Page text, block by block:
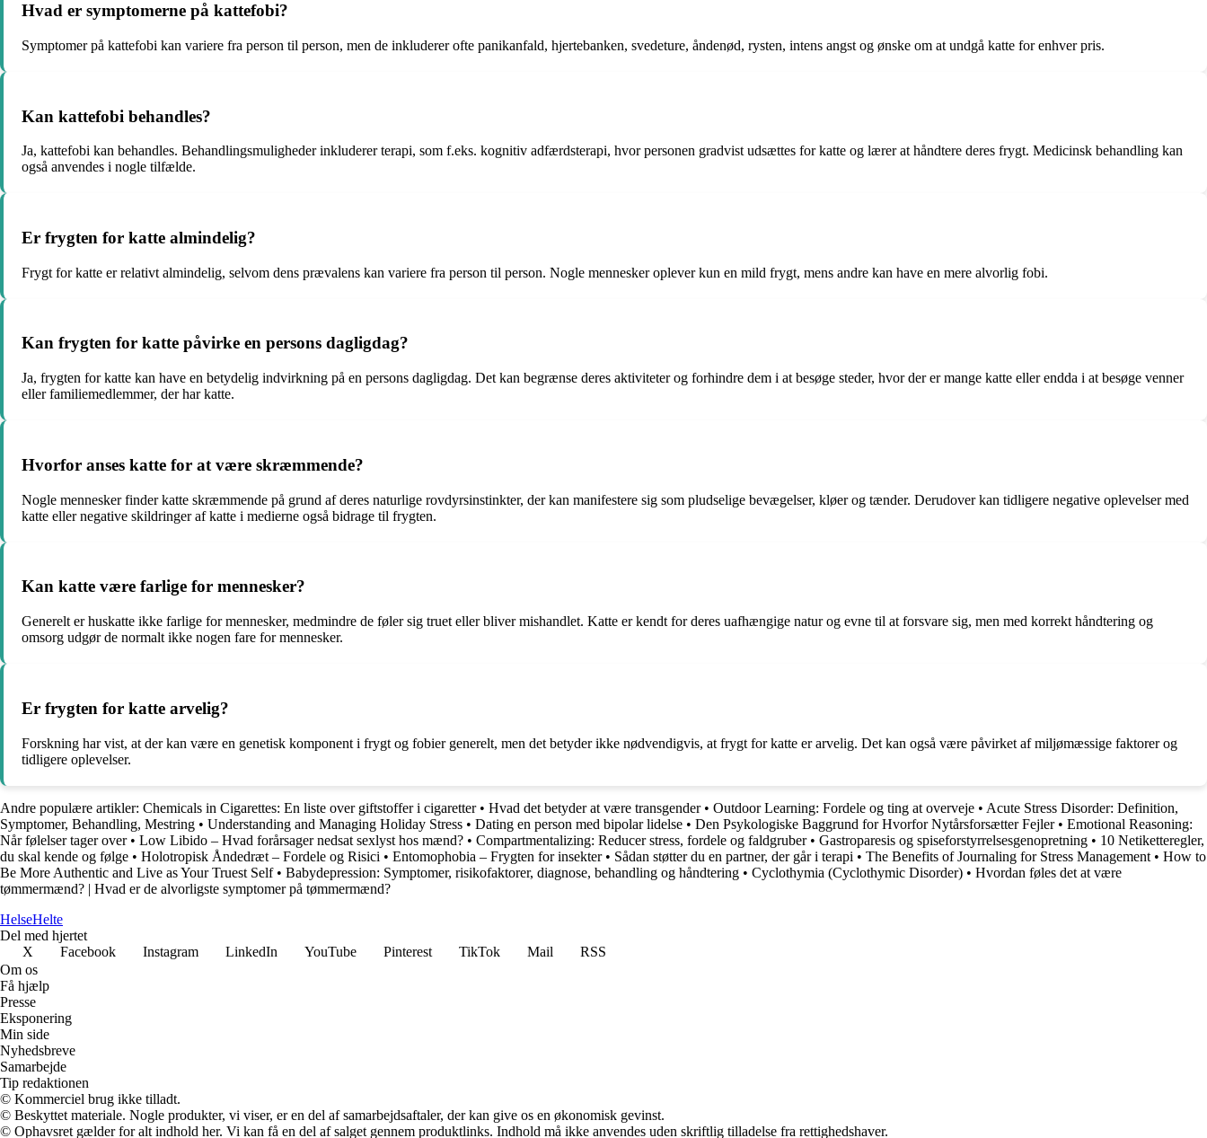
Hvad er symptomerne på kattefobi?
Symptomer på kattefobi kan variere fra person til person, men de inkluderer ofte panikanfald, hjertebanken, svedeture, åndenød, rysten, intens angst og ønske om at undgå katte for enhver pris.
Kan kattefobi behandles?
Ja, kattefobi kan behandles. Behandlingsmuligheder inkluderer terapi, som f.eks. kognitiv adfærdsterapi, hvor personen gradvist udsættes for katte og lærer at håndtere deres frygt. Medicinsk behandling kan
også anvendes i nogle tilfælde.
Er frygten for katte almindelig?
Frygt for katte er relativt almindelig, selvom dens prævalens kan variere fra person til person. Nogle mennesker oplever kun en mild frygt, mens andre kan have en mere alvorlig fobi.
Kan frygten for katte påvirke en persons dagligdag?
Ja, frygten for katte kan have en betydelig indvirkning på en persons dagligdag. Det kan begrænse deres aktiviteter og forhindre dem i at besøge steder, hvor der er mange katte eller endda i at besøge venner
eller familiemedlemmer, der har katte.
Hvorfor anses katte for at være skræmmende?
Nogle mennesker finder katte skræmmende på grund af deres naturlige rovdyrsinstinkter, der kan manifestere sig som pludselige bevægelser, kløer og tænder. Derudover kan tidligere negative oplevelser med
katte eller negative skildringer af katte i medierne også bidrage til frygten.
Kan katte være farlige for mennesker?
Generelt er huskatte ikke farlige for mennesker, medmindre de føler sig truet eller bliver mishandlet. Katte er kendt for deres uafhængige natur og evne til at forsvare sig, men med korrekt håndtering og
omsorg udgør de normalt ikke nogen fare for mennesker.
Er frygten for katte arvelig?
Forskning har vist, at der kan være en genetisk komponent i frygt og fobier generelt, men det betyder ikke nødvendigvis, at frygt for katte er arvelig. Det kan også være påvirket af miljømæssige faktorer og
tidligere oplevelser.
Andre populære artikler: Chemicals in Cigarettes: En liste over giftstoffer i cigaretter• Hvad det betyder at være transgender • Outdoor Learning: Fordele og ting at overveje • Acute Stress Disorder: Definition,
Symptomer, Behandling, Mestring • Understanding and Managing Holiday Stress • Dating en person med bipolar lidelse • Den Psykologiske Baggrund for Hvorfor Nytårsforsætter Fejler• Emotional Reasoning:
Når følelser tager over• Low Libido – Hvad forårsager nedsat sexlyst hos mænd? • Compartmentalizing: Reducer stress, fordele og faldgruber• Gastroparesis og spiseforstyrrelsesgenopretning • 10 Netiketteregler,
du skal kende og følge • Holotropisk Åndedræt – Fordele og Risici • Entomophobia – Frygten for insekter• Sådan støtter du en partner, der går i terapi • The Benefits of Journaling for Stress Management • How to
Be More Authentic and Live as Your Truest Self• Babydepression: Symptomer, risikofaktorer, diagnose, behandling og håndtering • Cyclothymia (Cyclothymic Disorder) • Hvordan føles det at være
tømmermænd? | Hvad er de alvorligste symptomer på tømmermænd?
HelseHelte
Del med hjertet
X
Facebook Instagram LinkedIn YouTube Pinterest TikTok Mail
RSS
Om os
Få hjælp
Presse
Eksponering
Min side
Nyhedsbreve
Samarbejde
Tip redaktionen
© Kommerciel brug ikke tilladt.
© Beskyttet materiale. Nogle produkter, vi viser, er en del af samarbejdsaftaler, der kan give os en økonomisk gevinst.
© Ophavsret gælder for alt indhold her. Vi kan få en del af salget gennem produktlinks. Indhold må ikke anvendes uden skriftlig tilladelse fra rettighedshaver.